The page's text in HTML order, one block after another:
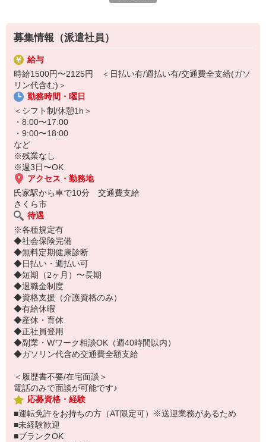
・レクリエーション企画、実施
・利用者さんとのコミュニケーション
・行き帰りの送迎 ※運転ができる希望者のみでOK！
など
日勤帯のみ・残業なしなので、お迎えがあっても安心◎
土日休み相談OK！家族との時間もしっかり確保できます♪
家事・育児・私生活と両立したいかた、まずはお気軽にご応募くだ
さい！
募集情報（派遣社員）
給与
時給1500円〜2125円 ＜日払い有/週払い有/交通費全支給(ガソ
リン代含む)＞
勤務時間・曜日
＜シフト制/休憩1h＞
・8:00〜17:00
・9:00〜18:00
など
※残業なし
※週3日〜OK
アクセス・勤務地
氏家駅から車で10分 交通費支給
さくら市
待遇
※各種規定有
◆社会保険完備
◆無料定期健康診断
◆日払い・週払い可
◆短期（2ヶ月）〜長期
◆退職金制度
◆資格支援（介護資格のみ）
◆有給休暇
◆産休・育休
◆正社員登用
◆副業・Wワーク相談OK（週40時間以内）
◆ガソリン代含め交通費全額支給
＜履歴書不要/在宅面談＞
電話のみで面談が可能です♪
応募資格・経験
■運転免許をお持ちの方（AT限定可）※送迎業務があるため
■未経験歓迎
■ブランクOK